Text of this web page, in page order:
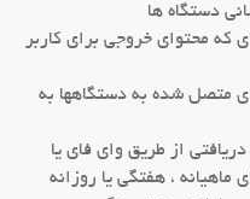
دستگاه ها
که محتوای خروجی برای کاربر
متصل شده به دستگاهها به
از طریق وای فای یا
ماهیانه ، هفتگی یا روزانه